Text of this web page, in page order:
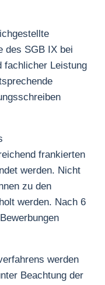
des SGB IX bei
fachlicher Leistung
frankierten
werden. Nicht
zu den
werden. Nach 6
werden
Beachtung der